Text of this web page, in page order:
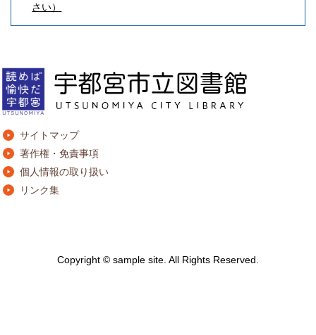
さい）
サイトマップ
著作権・免責事項
個人情報の取り扱い
リンク集
Copyright © sample site. All Rights Reserved.